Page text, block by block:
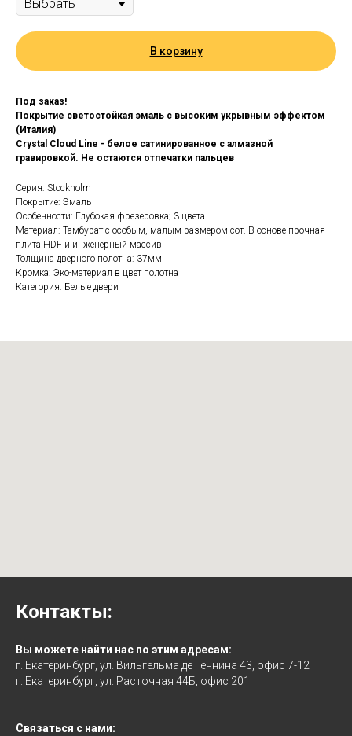
В корзину
Под заказ!
Покрытие светостойкая эмаль с высоким укрывным эффектом
(Италия)
Crystal Cloud Line - белое сатинированное с алмазной
гравировкой. Не остаются отпечатки пальцев
Серия: Stockholm
Покрытие: Эмаль
Особенности: Глубокая фрезеровка; 3 цвета
Материал: Тамбурат с особым, малым размером сот. В основе прочная
плита HDF и инженерный массив
Толщина дверного полотна: 37мм
Кромка: Эко-материал в цвет полотна
Категория: Белые двери
Контакты:
Вы можете найти нас по этим адресам:
г. Екатеринбург, ул. Вильгельма де Геннина 43, офис 7-12
г. Екатеринбург, ул. Расточная 44Б, офис 201
Связаться с нами: